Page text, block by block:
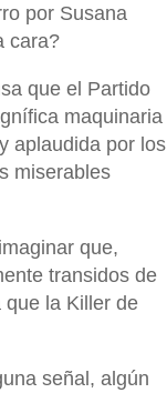
por Susana
cara?
que el Partido
maquinaria
aplaudida por los
miserables
que,
transidos de
que la Killer de
señal, algún